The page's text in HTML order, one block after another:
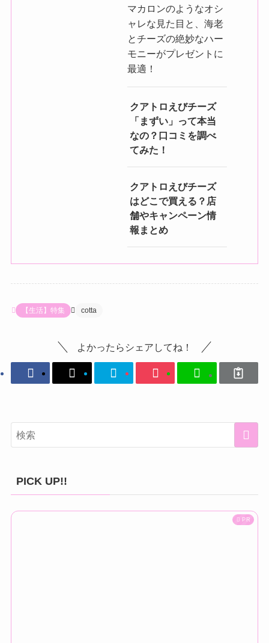
マカロンのようなオシ
ャレな見た目と、海老
とチーズの絶妙なハー
モニーがプレゼントに
最適！
クアトロえびチーズ
「まずい」って本当
なの？口コミを調べ
てみた！
クアトロえびチーズ
はどこで買える？店
舗やキャンペーン情
報まとめ
【生活】特集 cotta
よかったらシェアしてね！
PICK UP!!
PR